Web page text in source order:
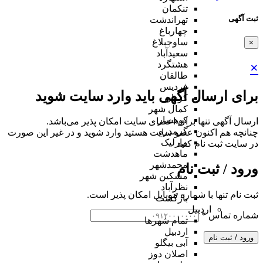
ثبت آگهی
×
×
برای ارسال آگهی باید وارد سایت شوید
ارسال آگهی تنها برای اعضای سایت امکان پذیر می‌باشد.
چنانچه هم‌ اکنون عضو سایت هستید وارد شوید و در غیر این صورت
در سایت ثبت نام کنید
ورود / ثبت نام
ثبت نام تنها با شماره موبایل امکان پذیر است.
شماره تماس*
ورود / ثبت نام
تنکمان
تهراندشت
چهارباغ
ساوجبلاغ
سعیدآباد
هشتگرد
طالقان
فردیس
کردان
کمال شهر
کوهسار
گرمدره
مارلیک
ماهدشت
محمدشهر
مشکین شهر
نظرآباد
بازگشت
اردبیل
تمام شهر‌ها
اردبیل
آبی بیگلو
اصلان دوز